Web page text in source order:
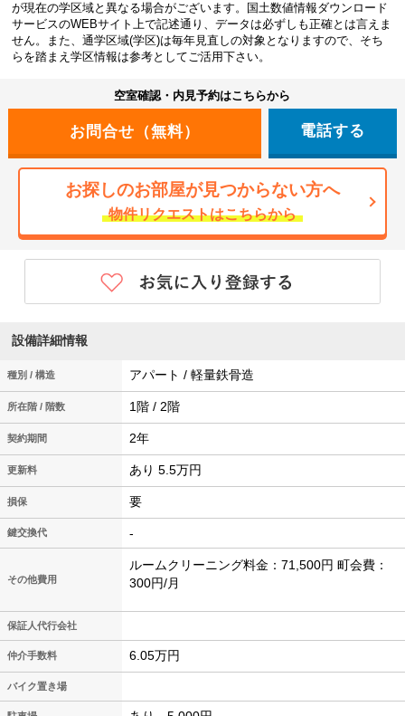
が現在の学区域と異なる場合がございます。国土数値情報ダウンロード
サービスのWEBサイト上で記述通り、データは必ずしも正確とは言えま
せん。また、通学区域(学区)は毎年見直しの対象となりますので、そち
らを踏まえ学区情報は参考としてご活用下さい。
空室確認・内見予約はこちらから
電話する
お探しのお部屋が見つからない方へ
物件リクエストはこちらから
設備詳細情報
種別 / 構造 アパート / 軽量鉄骨造
所在階 / 階数 1階 / 2階
契約期間 2年
更新料 あり 5.5万円
損保 要
鍵交換代 -
その他費用
ルームクリーニング料金：71,500円 町会費：
300円/月
保証人代行会社
仲介手数料 6.05万円
バイク置き場